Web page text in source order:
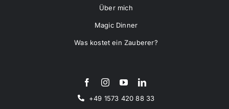
Über mich
Magic Dinner
Was kostet ein Zauberer?
+49 1573 420 88 33